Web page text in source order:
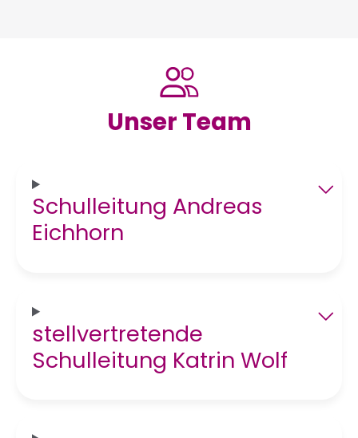
Unser Team
Schulleitung Andreas
Eichhorn
stellvertretende
Schulleitung Katrin Wolf